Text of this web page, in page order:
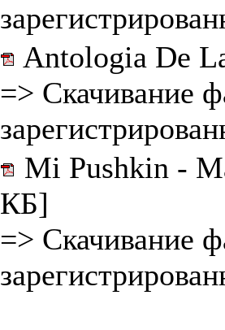
Antologia De
=> Скачивание
Mi Pushkin -
КБ]
=> Скачивание